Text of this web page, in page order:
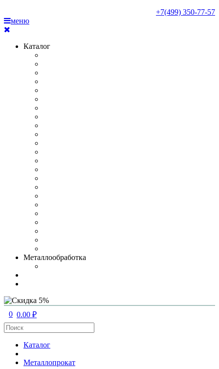
+7(499) 350-77-57
меню
Каталог
Металлообработка
0 0.00 ₽
Каталог
Металлопрокат